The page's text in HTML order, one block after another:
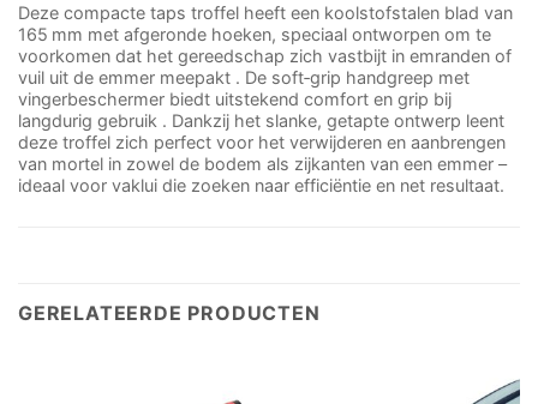
Deze compacte taps troffel heeft een koolstofstalen blad van
165 mm met afgeronde hoeken, speciaal ontworpen om te
voorkomen dat het gereedschap zich vastbijt in emranden of
vuil uit de emmer meepakt . De soft‑grip handgreep met
vingerbeschermer biedt uitstekend comfort en grip bij
langdurig gebruik . Dankzij het slanke, getapte ontwerp leent
deze troffel zich perfect voor het verwijderen en aanbrengen
van mortel in zowel de bodem als zijkanten van een emmer –
ideaal voor vaklui die zoeken naar efficiëntie en net resultaat.
GERELATEERDE PRODUCTEN